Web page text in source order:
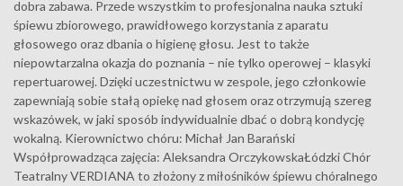
dobra zabawa. Przede wszystkim to profesjonalna nauka sztuki
śpiewu zbiorowego, prawidłowego korzystania z aparatu
głosowego oraz dbania o higienę głosu. Jest to także
niepowtarzalna okazja do poznania – nie tylko operowej – klasyki
repertuarowej. Dzięki uczestnictwu w zespole, jego członkowie
zapewniają sobie stałą opiekę nad głosem oraz otrzymują szereg
wskazówek, w jaki sposób indywidualnie dbać o dobrą kondycję
wokalną. Kierownictwo chóru: Michał Jan Barański
Współprowadząca zajęcia: Aleksandra OrczykowskaŁódzki Chór
Teatralny VERDIANA to złożony z miłośników śpiewu chóralnego